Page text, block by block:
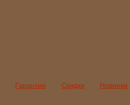
Гарантии Скидки Новинки